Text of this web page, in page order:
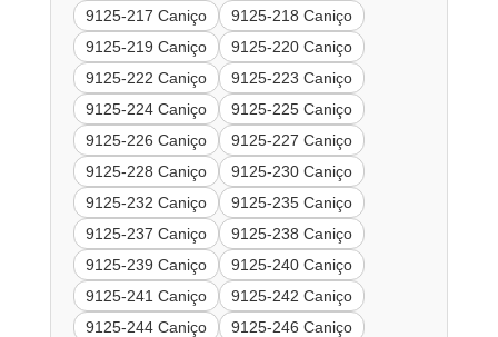
9125-217 Caniço
9125-218 Caniço
9125-219 Caniço
9125-220 Caniço
9125-222 Caniço
9125-223 Caniço
9125-224 Caniço
9125-225 Caniço
9125-226 Caniço
9125-227 Caniço
9125-228 Caniço
9125-230 Caniço
9125-232 Caniço
9125-235 Caniço
9125-237 Caniço
9125-238 Caniço
9125-239 Caniço
9125-240 Caniço
9125-241 Caniço
9125-242 Caniço
9125-244 Caniço
9125-246 Caniço